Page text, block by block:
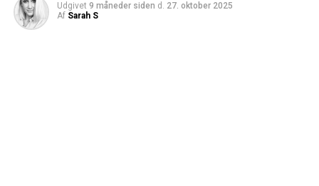
Udgivet 9 måneder siden d. 27. oktober 2025
Af Sarah S